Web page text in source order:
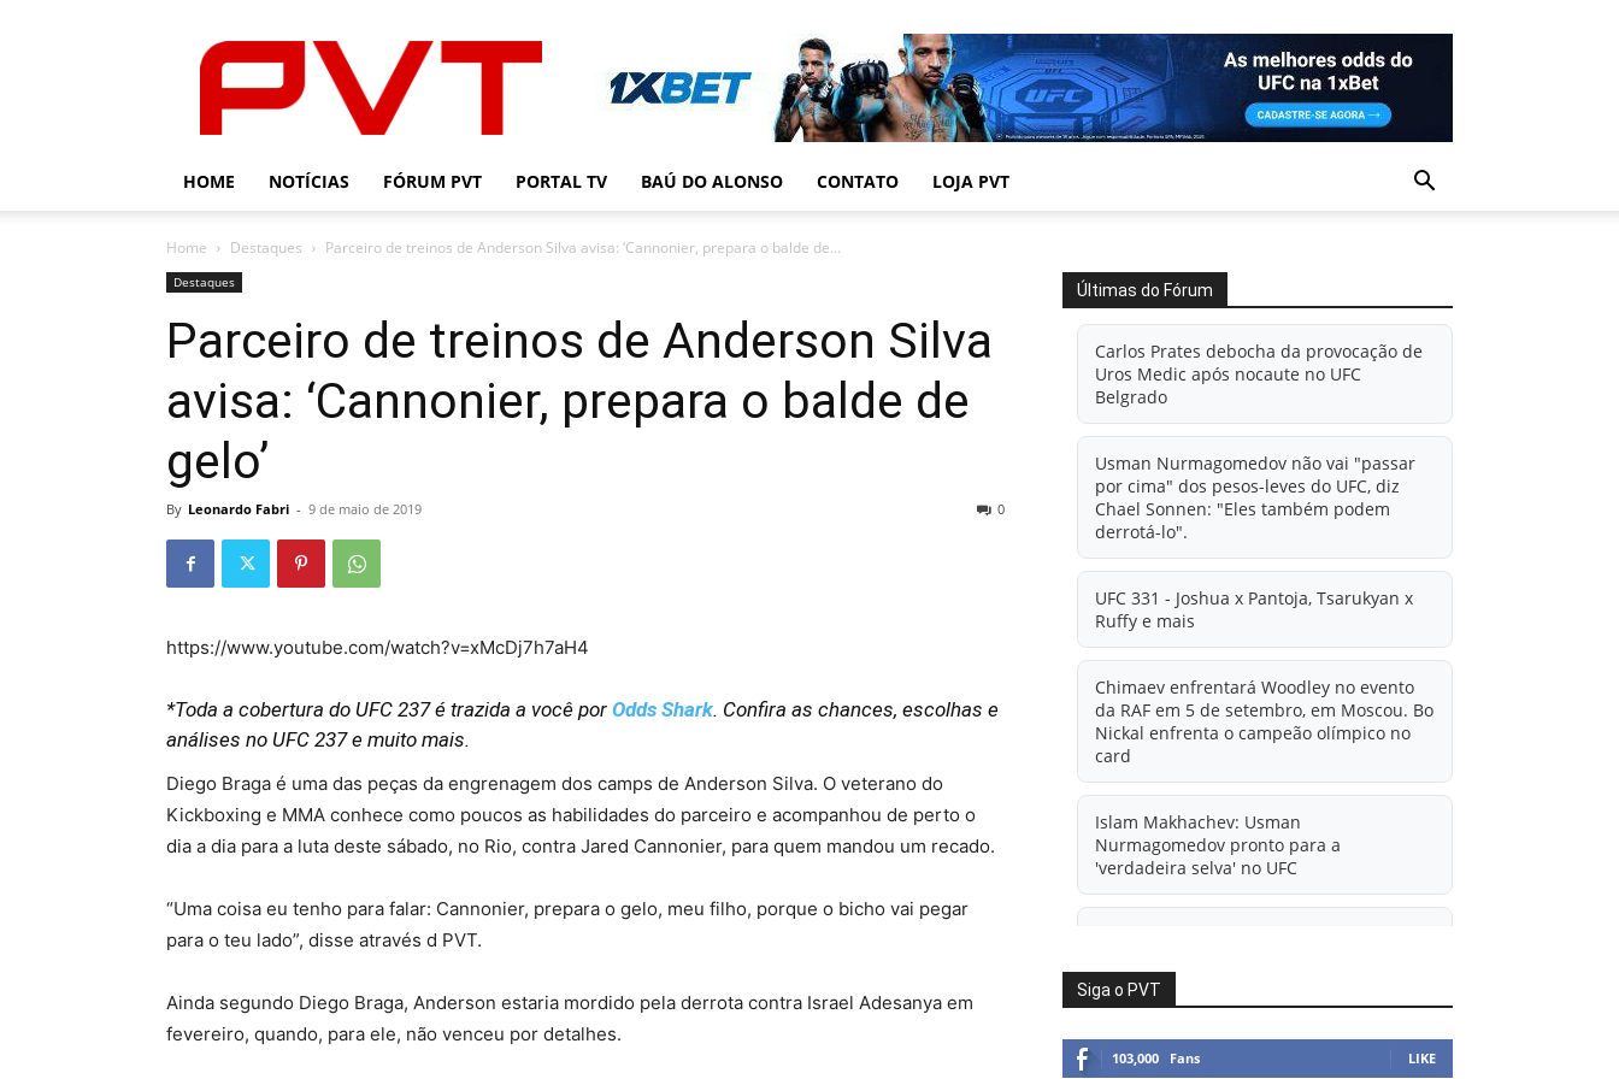
HOME NOTÍCIAS FÓRUM PVT PORTAL TV BAÚ DO ALONSO CONTATO LOJA PVT
Home Destaques Parceiro de treinos de Anderson Silva avisa: ‘Cannonier, prepara o balde de...
Destaques
Parceiro de treinos de Anderson Silva
avisa: ‘Cannonier, prepara o balde de
gelo’
By Leonardo Fabri - 9 de maio de 2019 0
https://www.youtube.com/watch?v=xMcDj7h7aH4
*Toda a cobertura do UFC 237 é trazida a você por Odds Shark. Confira as chances, escolhas e
análises no UFC 237 e muito mais.
Diego Braga é uma das peças da engrenagem dos camps de Anderson Silva. O veterano do
Kickboxing e MMA conhece como poucos as habilidades do parceiro e acompanhou de perto o
dia a dia para a luta deste sábado, no Rio, contra Jared Cannonier, para quem mandou um recado.
“Uma coisa eu tenho para falar: Cannonier, prepara o gelo, meu filho, porque o bicho vai pegar
para o teu lado”, disse através d PVT.
Ainda segundo Diego Braga, Anderson estaria mordido pela derrota contra Israel Adesanya em
fevereiro, quando, para ele, não venceu por detalhes.
Últimas do Fórum
Carlos Prates debocha da provocação de
Uros Medic após nocaute no UFC
Belgrado
Usman Nurmagomedov não vai "passar
por cima" dos pesos-leves do UFC, diz
Chael Sonnen: "Eles também podem
derrotá-lo".
UFC 331 - Joshua x Pantoja, Tsarukyan x
Ruffy e mais
Chimaev enfrentará Woodley no evento
da RAF em 5 de setembro, em Moscou. Bo
Nickal enfrenta o campeão olímpico no
card
Islam Makhachev: Usman
Nurmagomedov pronto para a
'verdadeira selva' no UFC
informações sobre possível mudança
para o UFC após novas negociações.
Islam Makhachev: Há concorrentes
Siga o PVT
103,000 Fans LIKE